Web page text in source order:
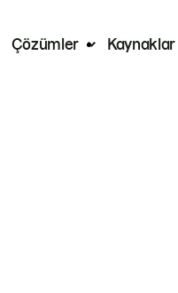
Çözümler Kaynaklar